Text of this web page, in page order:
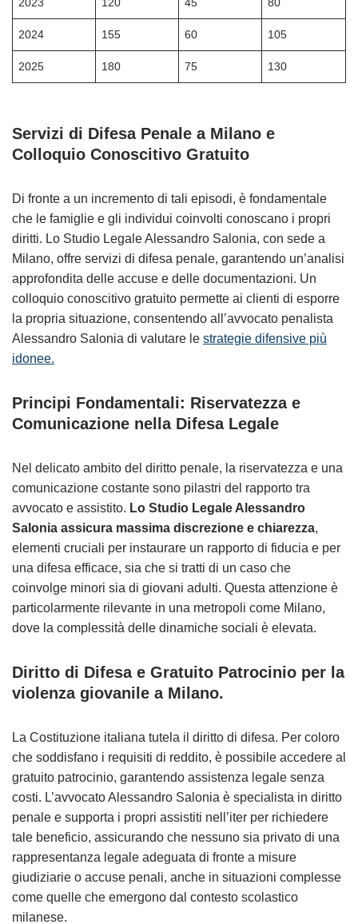
2024 155 60 105
2025 180 75 130
Servizi di Difesa Penale a Milano e
Colloquio Conoscitivo Gratuito
Di fronte a un incremento di tali episodi, è fondamentale
che le famiglie e gli individui coinvolti conoscano i propri
diritti. Lo Studio Legale Alessandro Salonia, con sede a
Milano, offre servizi di difesa penale, garantendo un’analisi
approfondita delle accuse e delle documentazioni. Un
colloquio conoscitivo gratuito permette ai clienti di esporre
la propria situazione, consentendo all’avvocato penalista
Alessandro Salonia di valutare le strategie difensive più
idonee.
Principi Fondamentali: Riservatezza e
Comunicazione nella Difesa Legale
Nel delicato ambito del diritto penale, la riservatezza e una
comunicazione costante sono pilastri del rapporto tra
avvocato e assistito. Lo Studio Legale Alessandro
Salonia assicura massima discrezione e chiarezza,
elementi cruciali per instaurare un rapporto di fiducia e per
una difesa efficace, sia che si tratti di un caso che
coinvolge minori sia di giovani adulti. Questa attenzione è
particolarmente rilevante in una metropoli come Milano,
dove la complessità delle dinamiche sociali è elevata.
Diritto di Difesa e Gratuito Patrocinio per la
violenza giovanile a Milano.
La Costituzione italiana tutela il diritto di difesa. Per coloro
che soddisfano i requisiti di reddito, è possibile accedere al
gratuito patrocinio, garantendo assistenza legale senza
costi. L’avvocato Alessandro Salonia è specialista in diritto
penale e supporta i propri assistiti nell’iter per richiedere
tale beneficio, assicurando che nessuno sia privato di una
rappresentanza legale adeguata di fronte a misure
giudiziarie o accuse penali, anche in situazioni complesse
come quelle che emergono dal contesto scolastico
milanese.